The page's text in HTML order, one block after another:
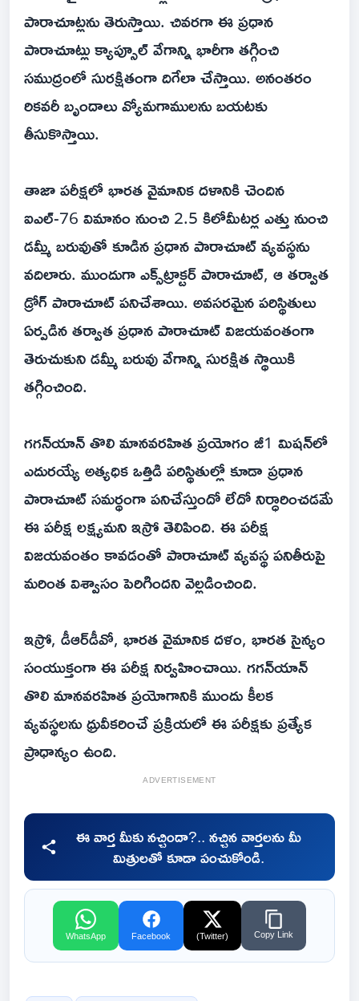
పారాచూట్లను తెరుస్తాయి. చివరగా ఈ ప్రధాన
పారాచూట్లు క్యాప్సూల్‌ వేగాన్ని భారీగా తగ్గించి
సముద్రంలో సురక్షితంగా దిగేలా చేస్తాయి. అనంతరం
రికవరీ బృందాలు వ్యోమగాములను బయటకు
తీసుకొస్తాయి.
తాజా పరీక్షలో భారత వైమానిక దళానికి చెందిన
ఐఎల్‌-76 విమానం నుంచి 2.5 కిలోమీటర్ల ఎత్తు నుంచి
డమ్మీ బరువుతో కూడిన ప్రధాన పారాచూట్‌ వ్యవస్థను
వదిలారు. ముందుగా ఎక్స్‌ట్రాక్టర్‌ పారాచూట్‌, ఆ తర్వాత
డ్రోగ్‌ పారాచూట్‌ పనిచేశాయి. అవసరమైన పరిస్థితులు
ఏర్పడిన తర్వాత ప్రధాన పారాచూట్‌ విజయవంతంగా
తెరుచుకుని డమ్మీ బరువు వేగాన్ని సురక్షిత స్థాయికి
తగ్గించింది.
గగన్‌యాన్‌ తొలి మానవరహిత ప్రయోగం జీ1 మిషన్‌లో
ఎదురయ్యే అత్యధిక ఒత్తిడి పరిస్థితుల్లో కూడా ప్రధాన
పారాచూట్‌ సమర్థంగా పనిచేస్తుందో లేదో నిర్ధారించడమే
ఈ పరీక్ష లక్ష్యమని ఇస్రో తెలిపింది. ఈ పరీక్ష
విజయవంతం కావడంతో పారాచూట్‌ వ్యవస్థ పనితీరుపై
మరింత విశ్వాసం పెరిగిందని వెల్లడించింది.
ఇస్రో, డీఆర్‌డీవో, భారత వైమానిక దళం, భారత సైన్యం
సంయుక్తంగా ఈ పరీక్ష నిర్వహించాయి. గగన్‌యాన్‌
తొలి మానవరహిత ప్రయోగానికి ముందు కీలక
వ్యవస్థలను ధ్రువీకరించే ప్రక్రియలో ఈ పరీక్షకు ప్రత్యేక
ప్రాధాన్యం ఉంది.
ADVERTISEMENT
ఈ వార్త మీకు నచ్చిందా?.. నచ్చిన వార్తలను మీ
మిత్రులతో కూడా పంచుకోండి.
WhatsApp Facebook (Twitter) Copy Link